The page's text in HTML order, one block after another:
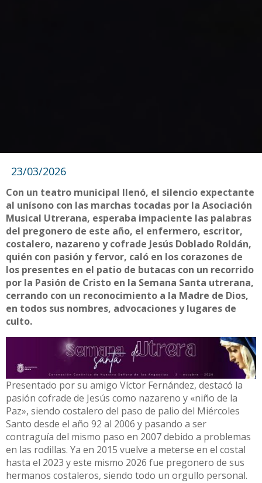
23/03/2026
Con un teatro municipal llenó, el silencio expectante
al unísono con las marchas tocadas por la Asociación
Musical Utrerana, esperaba impaciente las palabras
del pregonero de este año, el enfermero, escritor,
costalero, nazareno y cofrade Jesús Doblado Roldán,
quién con pasión y fervor, caló en los corazones de
los presentes en el patio de butacas con un recorrido
por la Pasión de Cristo en la Semana Santa utrerana,
cerrando con un reconocimiento a la Madre de Dios,
en todos sus nombres, advocaciones y lugares de
culto.
Presentado por su amigo Víctor Fernández, destacó la
pasión cofrade de Jesús como nazareno y «niño de la
Paz», siendo costalero del paso de palio del Miércoles
Santo desde el año 92 al 2006 y pasando a ser
contraguía del mismo paso en 2007 debido a problemas
en las rodillas. Ya en 2015 vuelve a meterse en el costal
hasta el 2023 y este mismo 2026 fue pregonero de sus
hermanos costaleros, siendo todo un orgullo personal.